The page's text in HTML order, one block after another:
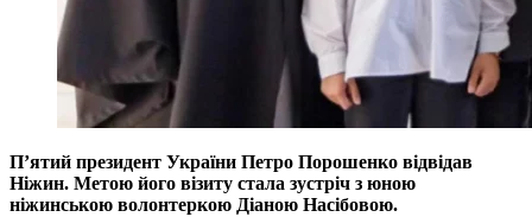
П’ятий президент України Петро Порошенко відвідав
Ніжин. Метою його візиту стала зустріч з юною
ніжинською волонтеркою Діаною Насібовою.